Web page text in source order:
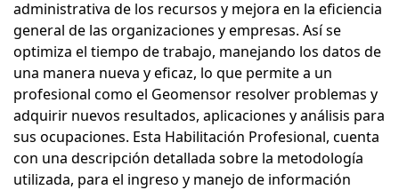
administrativa de los recursos y mejora en la eficiencia
general de las organizaciones y empresas. Así se
optimiza el tiempo de trabajo, manejando los datos de
una manera nueva y eficaz, lo que permite a un
profesional como el Geomensor resolver problemas y
adquirir nuevos resultados, aplicaciones y análisis para
sus ocupaciones. Esta Habilitación Profesional, cuenta
con una descripción detallada sobre la metodología
utilizada, para el ingreso y manejo de información